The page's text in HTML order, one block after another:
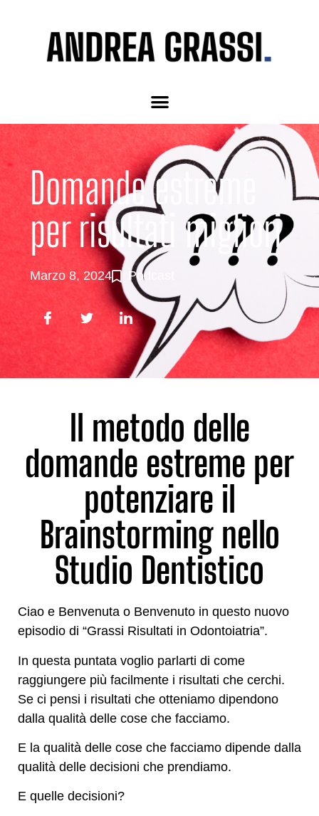
Domande estreme
per risultati migliori
Marzo 8, 2024 Podcast
Il metodo delle
domande estreme per
potenziare il
Brainstorming nello
Studio Dentistico
Ciao e Benvenuta o Benvenuto in questo nuovo
episodio di “Grassi Risultati in Odontoiatria”.
In questa puntata voglio parlarti di come
raggiungere più facilmente i risultati che cerchi.
Se ci pensi i risultati che otteniamo dipendono
dalla qualità delle cose che facciamo.
E la qualità delle cose che facciamo dipende dalla
qualità delle decisioni che prendiamo.
E quelle decisioni?